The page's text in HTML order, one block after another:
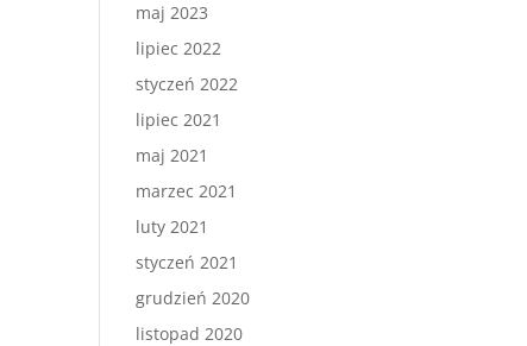
maj 2023
lipiec 2022
styczeń 2022
lipiec 2021
maj 2021
marzec 2021
luty 2021
styczeń 2021
grudzień 2020
listopad 2020